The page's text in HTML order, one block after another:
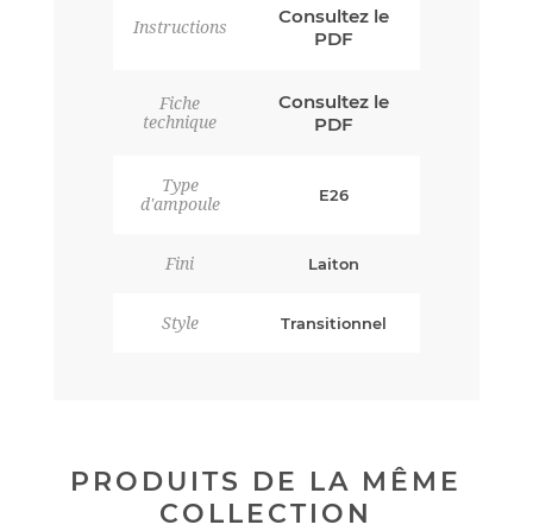
Instructions
Consultez le
PDF
Fiche
technique
Consultez le
PDF
Type
d'ampoule
E26
Fini Laiton
Style Transitionnel
PRODUITS DE LA MÊME
COLLECTION